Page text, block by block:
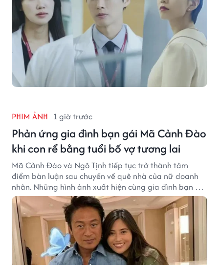
PHIM ẢNH 1 giờ trước
Phản ứng gia đình bạn gái Mã Cảnh Đào
khi con rể bằng tuổi bố vợ tương lai
Mã Cảnh Đào và Ngô Tịnh tiếp tục trở thành tâm
điểm bàn luận sau chuyến về quê nhà của nữ doanh
nhân. Những hình ảnh xuất hiện cùng gia đình bạn gái
Mã Cảnh Đào đang thu hút sự quan tâm trên mạng
xã hội.